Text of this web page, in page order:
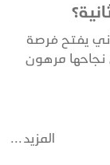
يفتح فرصة
نجاحها مرهون
المزيد